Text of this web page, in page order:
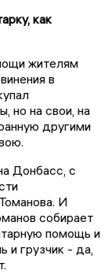
как
жителям
в
но на свои, на
другими
Донбасс, с
И
собирает
помощь и
и грузчик - да,